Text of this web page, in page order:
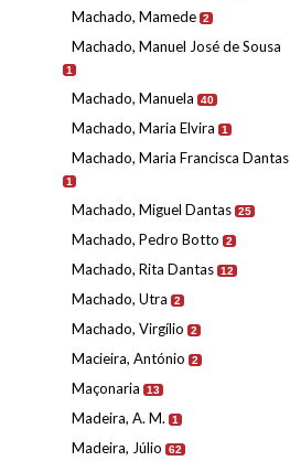
Machado, Mamede 2
Machado, Manuel José de Sousa
1
Machado, Manuela 40
Machado, Maria Elvira 1
Machado, Maria Francisca Dantas
1
Machado, Miguel Dantas 25
Machado, Pedro Botto 2
Machado, Rita Dantas 12
Machado, Utra 2
Machado, Virgílio 2
Macieira, António 2
Maçonaria 13
Madeira, A. M. 1
Madeira, Júlio 62